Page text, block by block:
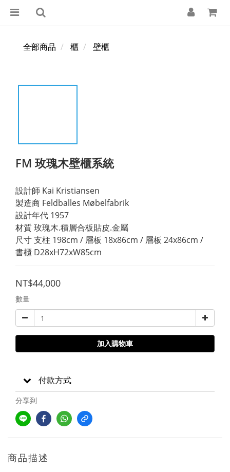
全部商品 櫃 壁櫃
FM 玫瑰木壁櫃系統
設計師 Kai Kristiansen
製造商 Feldballes Møbelfabrik
設計年代 1957
材質 玫瑰木.積層合板貼皮.金屬
尺寸 支柱 198cm / 層板 18x86cm / 層板 24x86cm /
書櫃 D28xH72xW85cm
NT$44,000
數量
加入購物車
付款方式
分享到
商品描述